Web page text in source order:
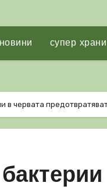
новини супер храни
в червата